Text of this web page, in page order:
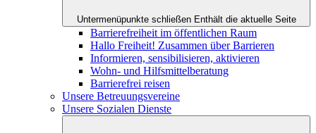
Untermenüpunkte schließen Enthält die aktuelle Seite
Barrierefreiheit im öffentlichen Raum
Hallo Freiheit! Zusammen über Barrieren
Informieren, sensibilisieren, aktivieren
Wohn- und Hilfsmittelberatung
Barrierefrei reisen
Unsere Betreuungsvereine
Unsere Sozialen Dienste